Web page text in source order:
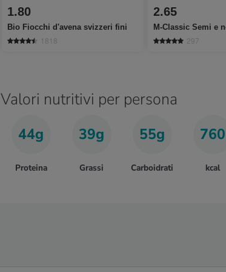
1.80
Bio Fiocchi d'avena svizzeri fini
1818
2.65
M-Classic Semi e
297
Valori nutritivi per persona
44g
Proteina
39g
Grassi
55g
Carboidrati
760
kcal